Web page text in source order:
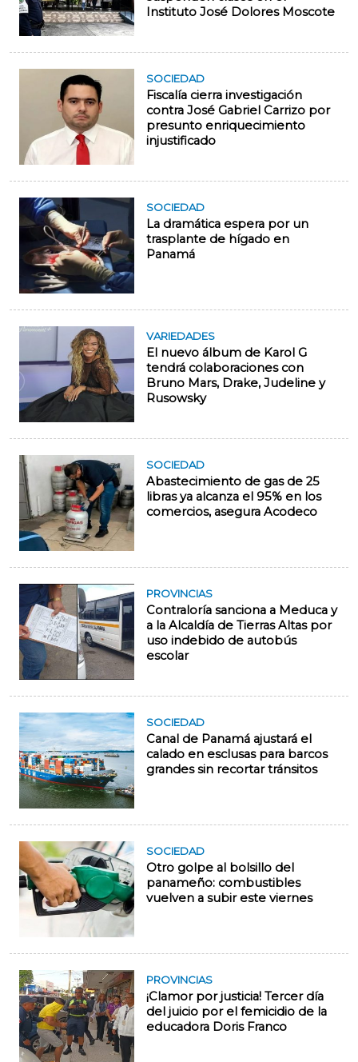
Instituto José Dolores Moscote
SOCIEDAD
Fiscalía cierra investigación
contra José Gabriel Carrizo por
presunto enriquecimiento
injustificado
SOCIEDAD
La dramática espera por un
trasplante de hígado en
Panamá
VARIEDADES
El nuevo álbum de Karol G
tendrá colaboraciones con
Bruno Mars, Drake, Judeline y
Rusowsky
SOCIEDAD
Abastecimiento de gas de 25
libras ya alcanza el 95% en los
comercios, asegura Acodeco
PROVINCIAS
Contraloría sanciona a Meduca y
a la Alcaldía de Tierras Altas por
uso indebido de autobús
escolar
SOCIEDAD
Canal de Panamá ajustará el
calado en esclusas para barcos
grandes sin recortar tránsitos
SOCIEDAD
Otro golpe al bolsillo del
panameño: combustibles
vuelven a subir este viernes
PROVINCIAS
¡Clamor por justicia! Tercer día
del juicio por el femicidio de la
educadora Doris Franco